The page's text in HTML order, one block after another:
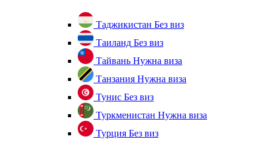
Таджикистан Без виз
Таиланд Без виз
Тайвань Нужна виза
Танзания Нужна виза
Тунис Без виз
Туркменистан Нужна виза
Турция Без виз